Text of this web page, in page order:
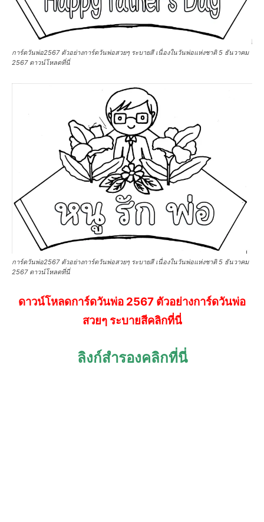
การ์ดวันพ่อ2567 ตัวอย่างการ์ดวันพ่อสวยๆ ระบายสี เนื่องในวันพ่อแห่งชาติ 5 ธันวาคม
2567 ดาวน์โหลดที่นี่
การ์ดวันพ่อ2567 ตัวอย่างการ์ดวันพ่อสวยๆ ระบายสี เนื่องในวันพ่อแห่งชาติ 5 ธันวาคม
2567 ดาวน์โหลดที่นี่
ดาวน์โหลดการ์ดวันพ่อ 2567 ตัวอย่างการ์ดวันพ่อ
สวยๆ ระบายสีคลิกที่นี่
ลิงก์สำรองคลิกที่นี่